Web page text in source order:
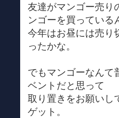
友達がマンゴー売り
ンゴーを買っている
今年はお昼には売り
ったかな。
でもマンゴーなんて
ベントだと思って
取り置きをお願いし
ゲット。